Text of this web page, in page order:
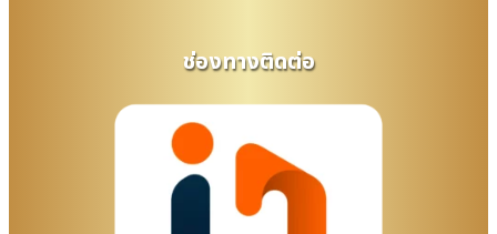
ช่องทางติดต่อ